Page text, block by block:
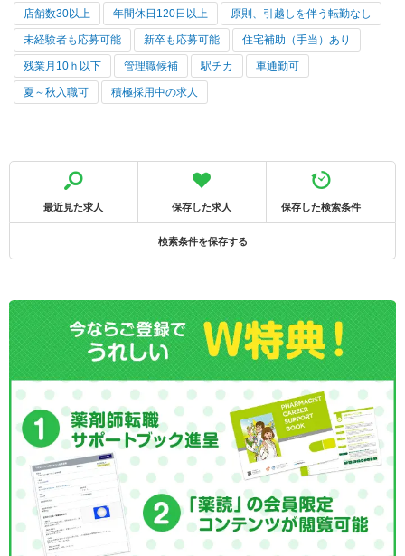
店舗数30以上 年間休日120日以上 原則、引越しを伴う転勤なし
未経験者も応募可能 新卒も応募可能 住宅補助（手当）あり
残業月10ｈ以下 管理職候補 駅チカ 車通勤可
夏～秋入職可 積極採用中の求人
最近見た求人 保存した求人 保存した検索条件
検索条件を保存する